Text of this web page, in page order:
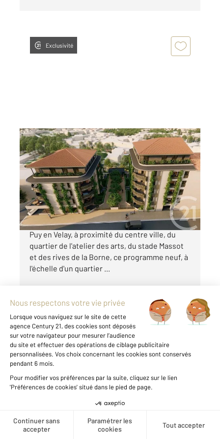
Créer une alerte
Exclusivité
LE PUY EN VELAY 43
82 m2, 4 pièces
Ref : 2073
Appartement T3 à vendre
278 500 €
« Les Balcons d'Anicium » Idéalement situé au
Puy en Velay, à proximité du centre ville, du
quartier de l'atelier des arts, du stade Massot
et des rives de la Borne, ce programme neuf, à
l'échelle d'un quartier ...
Exclusivité